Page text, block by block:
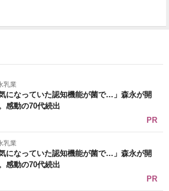
乳業
気になっていた認知機能が菌で…」森永が開
感動の70代続出
PR
乳業
気になっていた認知機能が菌で…」森永が開
感動の70代続出
PR